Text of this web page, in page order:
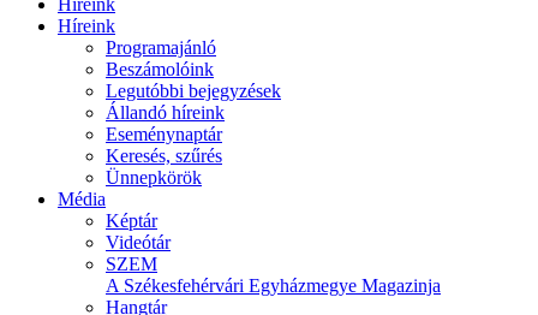
Híreink
Híreink
Programajánló
Beszámolóink
Legutóbbi bejegyzések
Állandó híreink
Eseménynaptár
Keresés, szűrés
Ünnepkörök
Média
Képtár
Videótár
SZEM
A Székesfehérvári Egyházmegye Magazinja
Hangtár